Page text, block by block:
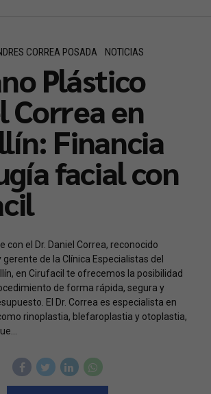
CORREA POSADA NOTICIAS
Plástico
Correa en
Financia
facial con
con el Dr. Daniel Correa, reconocido
de la Clínica Especialistas del
en Cirufacil te ofrecemos la posibilidad
de forma rápida, segura y
El Dr. Correa es especialista en
rinoplastia, blefaroplastia y otoplastia,